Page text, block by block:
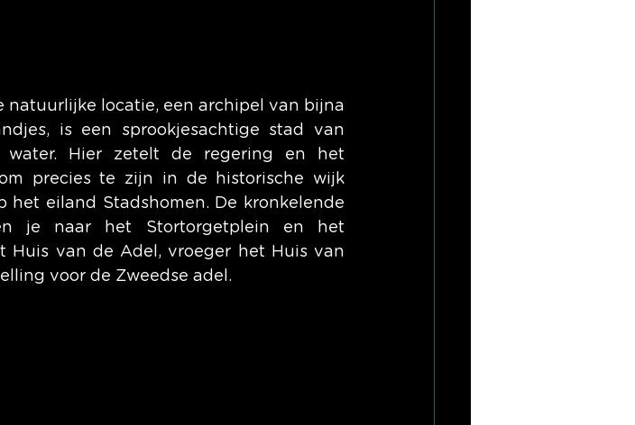
natuurlijke locatie, een archipel van bijna
is een sprookjesachtige stad van
Hier zetelt de regering en het
precies te zijn in de historische wijk
het eiland Stadshomen. De kronkelende
je naar het Stortorgetplein en het
Huis van de Adel, vroeger het Huis van
voor de Zweedse adel.